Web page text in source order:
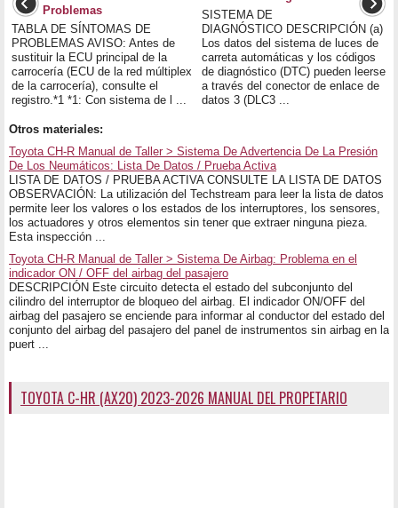
Problemas
TABLA DE SÍNTOMAS DE
PROBLEMAS AVISO: Antes de
sustituir la ECU principal de la
carrocería (ECU de la red múltiplex
de la carrocería), consulte el
registro.*1 *1: Con sistema de l ...
SISTEMA DE
DIAGNÓSTICO DESCRIPCIÓN (a)
Los datos del sistema de luces de
carreta automáticas y los códigos
de diagnóstico (DTC) pueden leerse
a través del conector de enlace de
datos 3 (DLC3 ...
Otros materiales:
Toyota CH-R Manual de Taller > Sistema De Advertencia De La Presión
De Los Neumáticos: Lista De Datos / Prueba Activa
LISTA DE DATOS / PRUEBA ACTIVA CONSULTE LA LISTA DE DATOS
OBSERVACIÓN: La utilización del Techstream para leer la lista de datos
permite leer los valores o los estados de los interruptores, los sensores,
los actuadores y otros elementos sin tener que extraer ninguna pieza.
Esta inspección ...
Toyota CH-R Manual de Taller > Sistema De Airbag: Problema en el
indicador ON / OFF del airbag del pasajero
DESCRIPCIÓN Este circuito detecta el estado del subconjunto del
cilindro del interruptor de bloqueo del airbag. El indicador ON/OFF del
airbag del pasajero se enciende para informar al conductor del estado del
conjunto del airbag del pasajero del panel de instrumentos sin airbag en la
puert ...
TOYOTA C-HR (AX20) 2023-2026 MANUAL DEL PROPETARIO